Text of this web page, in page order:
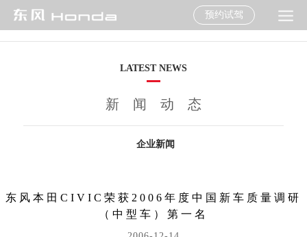
预约试驾
LATEST NEWS
新闻动态
企业新闻
东风本田CIVIC荣获2006年度中国新车质量调研
（中型车）第一名